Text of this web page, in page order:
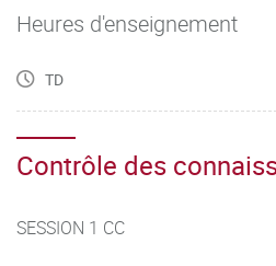
Heures d'enseignement
TD
Contrôle des
SESSION 1 CC